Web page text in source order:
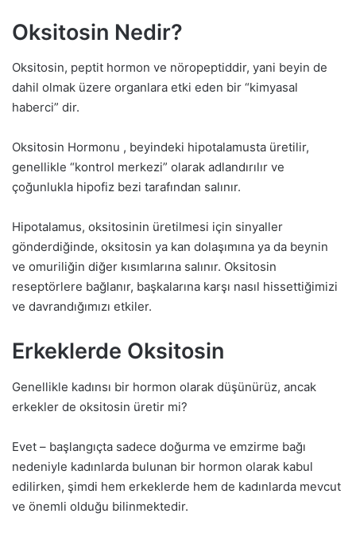
Oksitosin Nedir?
Oksitosin, peptit hormon ve nöropeptiddir, yani beyin de
dahil olmak üzere organlara etki eden bir “kimyasal
haberci” dir.
Oksitosin Hormonu , beyindeki hipotalamusta üretilir,
genellikle “kontrol merkezi” olarak adlandırılır ve
çoğunlukla hipofiz bezi tarafından salınır.
Hipotalamus, oksitosinin üretilmesi için sinyaller
gönderdiğinde, oksitosin ya kan dolaşımına ya da beynin
ve omuriliğin diğer kısımlarına salınır. Oksitosin
reseptörlere bağlanır, başkalarına karşı nasıl hissettiğimizi
ve davrandığımızı etkiler.
Erkeklerde Oksitosin
Genellikle kadınsı bir hormon olarak düşünürüz, ancak
erkekler de oksitosin üretir mi?
Evet – başlangıçta sadece doğurma ve emzirme bağı
nedeniyle kadınlarda bulunan bir hormon olarak kabul
edilirken, şimdi hem erkeklerde hem de kadınlarda mevcut
ve önemli olduğu bilinmektedir.